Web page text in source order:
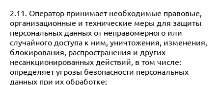
2.11. Оператор принимает необходимые правовые,
организационные и технические меры для защиты
персональных данных от неправомерного или
случайного доступа к ним, уничтожения, изменения,
блокирования, распространения и других
несанкционированных действий, в том числе:
определяет угрозы безопасности персональных
данных при их обработке;